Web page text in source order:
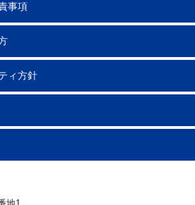
事項
ィ方針